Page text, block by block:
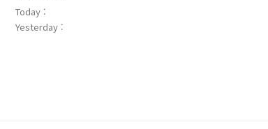
Today :
Yesterday :